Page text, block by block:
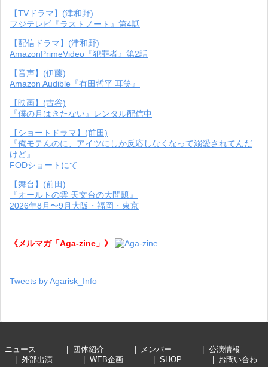
【TVドラマ】(津和野)
フジテレビ『ラストノート』第4話
【配信ドラマ】(津和野)
AmazonPrimeVideo『犯罪者』第2話
【音声】(伊藤)
Amazon Audible『有田哲平 耳笑』
【映画】(古谷)
『僕の月はきたない』レンタル配信中
【ショートドラマ】(前田)
『俺モテんのに、アイツにしか反応しなくなって溺愛されてんだ
けど』
FODショートにて
【舞台】(前田)
『オールトの雲 天文台の大問題』
2026年8月〜9月大阪・福岡・東京
《メルマガ「Aga-zine」》
Tweets by Agarisk_Info
ニュース 団体紹介 メンバー
公演情報
外部出演
WEB企画 SHOP
お問い合わ